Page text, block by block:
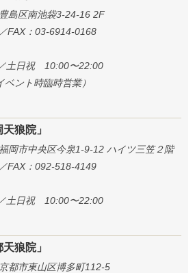
島区南池袋3-24-16 2F
FAX：03-6914-0168
土日祝 10:00〜22:00
ント時臨時営業）
狼院」
岡市中央区今泉1-9-12 ハイツ三笠２階
FAX：092-518-4149
土日祝 10:00〜22:00
狼院」
都市東山区博多町112-5